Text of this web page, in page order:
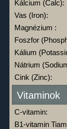
Kálcium (Calc):
Vas (Iron):
Magnézium :
Foszfor
Kálium
Nátrium
Cink (Zinc):
Vitaminok
C-vitamin:
B1-vitamin